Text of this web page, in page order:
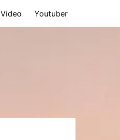
Video Youtuber